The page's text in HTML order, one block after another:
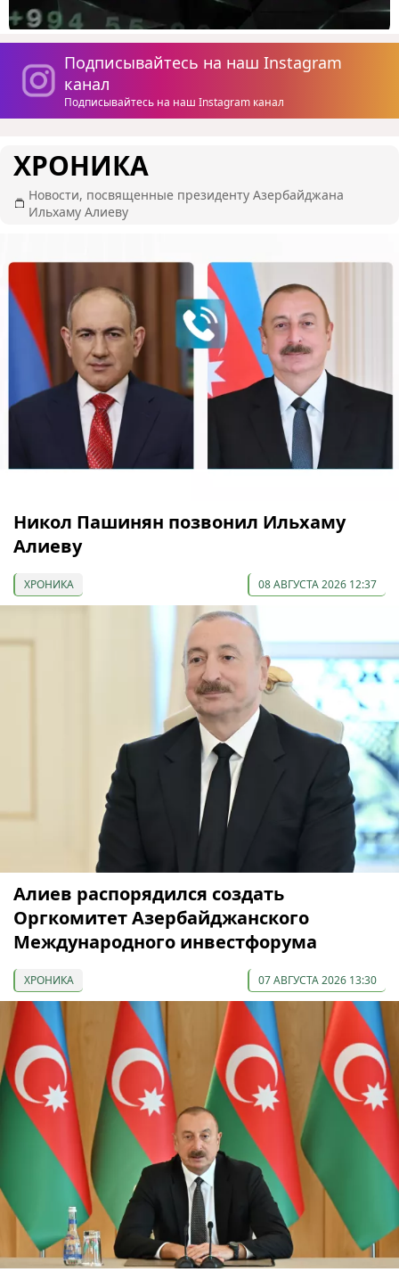
Подписывайтесь на наш Instagram
канал
Подписывайтесь на наш Instagram канал
ХРОНИКА
Новости, посвященные президенту Азербайджана
Ильхаму Алиеву
Никол Пашинян позвонил Ильхаму
Алиеву
ХРОНИКА 08 АВГУСТА 2026 12:37
Алиев распорядился создать
Оргкомитет Азербайджанского
Международного инвестфорума
ХРОНИКА 07 АВГУСТА 2026 13:30